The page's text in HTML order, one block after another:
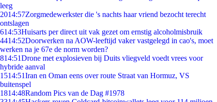
leeg
2014:57Zorgmedewerkster die 's nachts haar vriend bezocht terecht
ontslagen
614:53Huisarts per direct uit vak gezet om ernstig alcoholmisbruik
4414:52Doorwerken na AOW-leeftijd vaker vastgelegd in cao's, moet
werken na je 67e de norm worden?
814:51Drone met explosieven bij Duits vliegveld voedt vrees voor
hybride aanval
1514:51Iran en Oman eens over route Straat van Hormuz, VS
buitenspel
1814:48Random Pics van de Dag #1978